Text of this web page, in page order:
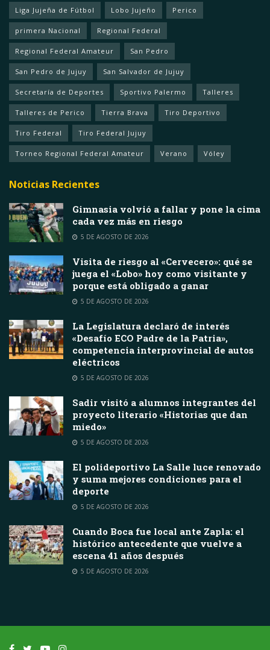
Liga Jujeña de Fútbol Lobo Jujeño Perico
primera Nacional Regional Federal
Regional Federal Amateur San Pedro
San Pedro de Jujuy San Salvador de Jujuy
Secretaría de Deportes Sportivo Palermo Talleres
Talleres de Perico Tierra Brava Tiro Deportivo
Tiro Federal Tiro Federal Jujuy
Torneo Regional Federal Amateur Verano Vóley
Noticias Recientes
Gimnasia volvió a fallar y pone la cima
cada vez más en riesgo
5 DE AGOSTO DE 2026
Visita de riesgo al «Cervecero»: qué se
juega el «Lobo» hoy como visitante y
porque está obligado a ganar
5 DE AGOSTO DE 2026
La Legislatura declaró de interés
«Desafío ECO Padre de la Patria»,
competencia interprovincial de autos
eléctricos
5 DE AGOSTO DE 2026
Sadir visitó a alumnos integrantes del
proyecto literario «Historias que dan
miedo»
5 DE AGOSTO DE 2026
El polideportivo La Salle luce renovado
y suma mejores condiciones para el
deporte
5 DE AGOSTO DE 2026
Cuando Boca fue local ante Zapla: el
histórico antecedente que vuelve a
escena 41 años después
5 DE AGOSTO DE 2026